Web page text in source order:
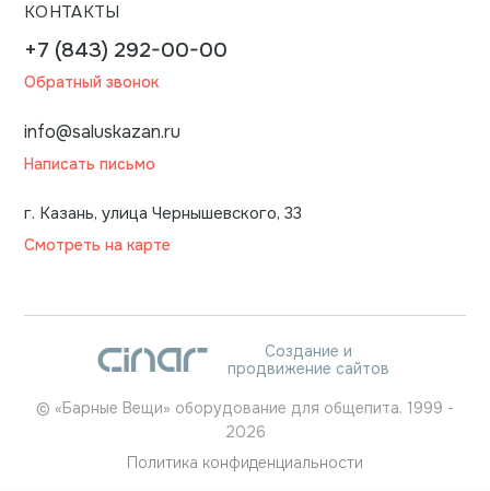
КОНТАКТЫ
+7 (843) 292-00-00
Обратный звонок
info@saluskazan.ru
Написать письмо
г. Казань, улица Чернышевского, 33
Смотреть на карте
Создание и
продвижение сайтов
© «Барные Вещи» оборудование для общепита. 1999 -
2026
Политика конфиденциальности